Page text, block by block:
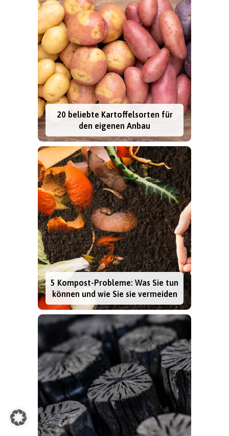
20 beliebte Kartoffelsorten für
den eigenen Anbau
5 Kompost-Probleme: Was Sie tun
können und wie Sie sie vermeiden